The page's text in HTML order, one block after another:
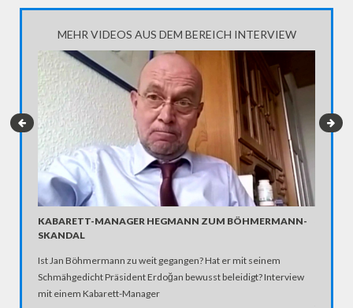
MEHR VIDEOS AUS DEM BEREICH INTERVIEW
KABARETT-MANAGER HEGMANN ZUM BÖHMERMANN-
SKANDAL
Ist Jan Böhmermann zu weit gegangen? Hat er mit seinem
Schmähgedicht Präsident Erdoğan bewusst beleidigt? Interview
mit einem Kabarett-Manager